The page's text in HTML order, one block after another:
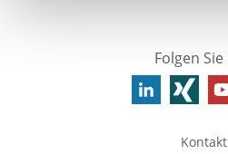
Folgen
Kontakt